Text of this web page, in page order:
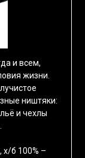
и всем,
жизни.
ништяки:
и чехлы
х/б 100% –